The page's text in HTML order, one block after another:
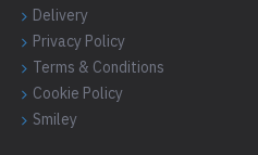
Delivery
Privacy Policy
Terms & Conditions
Cookie Policy
Smiley